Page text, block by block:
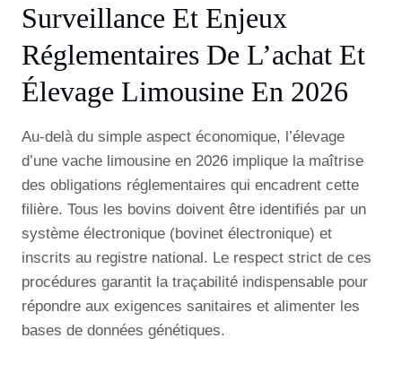
Surveillance Et Enjeux
Réglementaires De L’achat Et
Élevage Limousine En 2026
Au-delà du simple aspect économique, l’élevage
d’une vache limousine en 2026 implique la maîtrise
des obligations réglementaires qui encadrent cette
filière. Tous les bovins doivent être identifiés par un
système électronique (bovinet électronique) et
inscrits au registre national. Le respect strict de ces
procédures garantit la traçabilité indispensable pour
répondre aux exigences sanitaires et alimenter les
bases de données génétiques.